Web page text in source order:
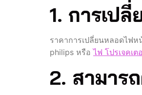
1. การเป
ราคาการเปลี่ยนหลอดไฟ
philips หรือไฟ โปรเจคเต
2. สามาร